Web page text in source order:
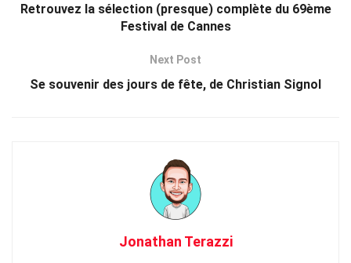
Retrouvez la sélection (presque) complète du 69ème
Festival de Cannes
Next Post
Se souvenir des jours de fête, de Christian Signol
Jonathan Terazzi